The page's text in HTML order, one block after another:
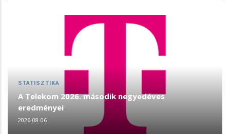
STATISZTIKA
A Telekom 2026. második negyedéves
eredményei
2026-08-06